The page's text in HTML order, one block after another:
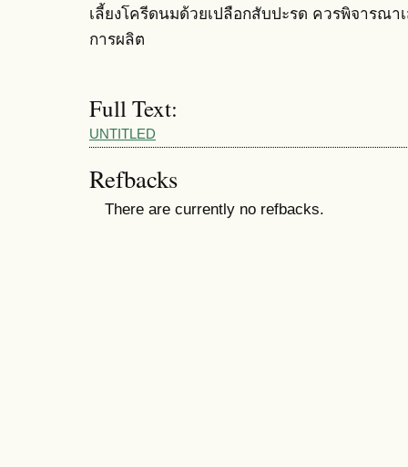
เลี้ยงโครีดนมด้วยเปลือกสับปะรด ควรพิจารณา
การผลิต
Full Text:
UNTITLED
Refbacks
There are currently no refbacks.